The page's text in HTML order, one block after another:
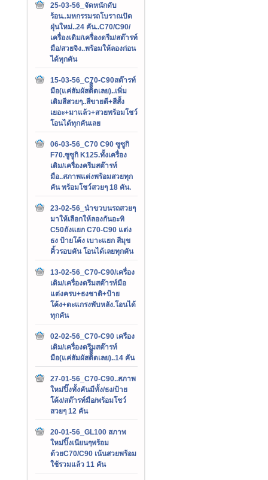
25-03-56_จัดหนักดับ
ร้อน..มหกรรมรถโบราณปัด
ฝุ่นใหม่..24 คัน..C70/C90/
เครื่องเดิม/เครื่องดรีม/สต๊ารท์
มือ/สวยจิง..พร้อมให้ลองก่อน
ได้ทุกคัน
15-03-56_C70-C90สต๊ารท์
มือ(แค่สัมผัสติิิิดเลย)..เพิ่ม
เติมสีสวยๆ..สีขายดี+สีสั้ง
เยอะ+มาแล้ว+สวยพร้อมโชว์
โอนได้ทุกคันเลย
06-03-56_C70 C90 ซูซูกิ
F70.ซูซูกิ K125.ทั้งเครื่อง
เดิม/เครื่องครีมสต๊ารท์
มือ..สภาพแต่งพร้อมสวยทุก
คัน พร้อมโชว์สวยๆ 18 คัน.
23-02-56_นำขวบนรถสวยๆ
มาให้เลือกให้ลองกันอะทิ
C50ถังแยก C70-C90 แต่ง
ธง ป้ายโค้ง เบาะแยก สีมุข
คิ้วรอบคัน โอนได้เลยทุกคัน
13-02-56_C70-C90/เครื่อง
เดิม/เครื่องดรีมสต๊ารท์มือ
แต่งครบ+ธงชาติ+ป้าย
โค้ง+ตะแกรงพับหลัง.โอนได้
ทุกคัน
02-02-56_C70-C90 เครือง
เดิม/เครื่องดรีมสต๊ารท์
มือ(แค่สัมผัสติิิิดเลย)..14 คัน
27-01-56_C70-C90..สภาพ
ใหม่ปิ๊งทั้งคันมีทั้ง/ธง/ป้าย
โค้ง/สต๊ารท์มือ/พร้อมโชว์
สวยๆ 12 คัน
20-01-56_GL100 สภาพ
ใหม่ปิ๊งเนียนๆพร้อม
ด้วยC70/C90 เน้นสวยพร้อม
ใช้รวมแล้ว 11 คัน